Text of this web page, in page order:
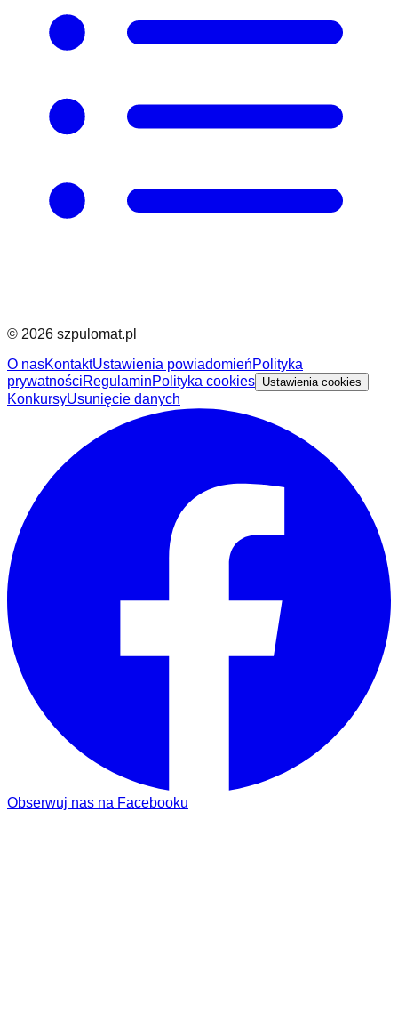
© 2026 szpulomat.pl
O nasKontaktUstawienia powiadomieńPolityka
prywatnościRegulaminPolityka cookies Ustawienia cookies
KonkursyUsunięcie danych
Obserwuj nas na Facebooku